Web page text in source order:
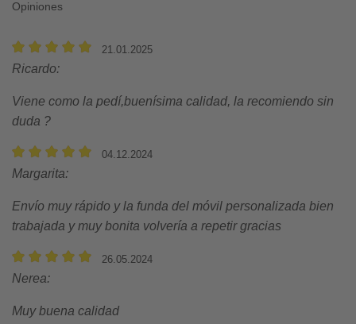
Opiniones
21.01.2025
Ricardo:
Viene como la pedí,buenísima calidad, la recomiendo sin
duda
04.12.2024
Margarita:
Envío muy rápido y la funda del móvil personalizada bien
trabajada y muy bonita volvería a repetir gracias
26.05.2024
Nerea:
Muy buena calidad